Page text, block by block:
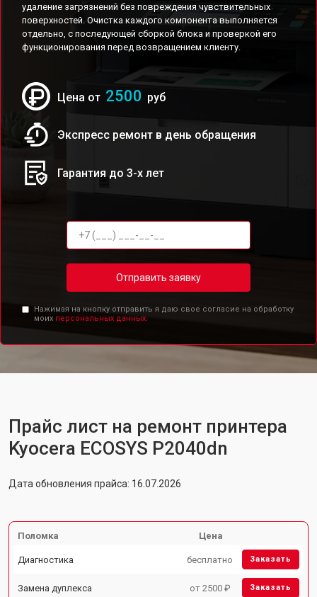
удаление загрязнений без повреждения чувствительных
поверхностей. Очистка каждого компонента выполняется
отдельно, с последующей сборкой блока и проверкой его
функционирования перед возвращением клиенту.
Цена от 2500 руб
Экспресс ремонт в день обращения
Гарантия до 3-х лет
Отправить заявку
Нажимая на кнопку отправить я даю свое согласие на обработку
моих персональных данных.
Прайс лист на ремонт принтера
Kyocera ECOSYS P2040dn
Дата обновления прайса: 16.07.2026
Поломка Цена
Диагностика бесплатно Заказать
Замена дуплекса от 2500 ₽ Заказать